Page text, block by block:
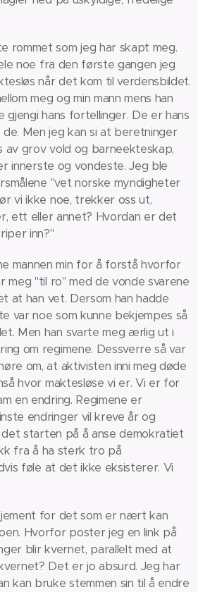
rommet som jeg har skapt meg.
noe fra den første gangen jeg
når det kom til verdensbildet.
meg og min mann mens han
gjengi hans fortellinger. De er hans
Men jeg kan si at beretninger
av grov vold og barneekteskap,
innerste og vondeste. Jeg ble
"vet norske myndigheter
vi ikke noe, trekker oss ut,
ett eller annet? Hvordan er det
inn?"
mannen min for å forstå hvorfor
meg "til ro" med de vonde svarene
at han vet. Dersom han hadde
var noe som kunne bekjempes så
Men han svarte meg ærlig ut i
om regimene. Dessverre så var
om, at aktivisten inni meg døde
hvor maktesløse vi er. Vi er for
en endring. Regimene er
endringer vil kreve år og
starten på å anse demokratiet
fra å ha sterk tro på
føle at det ikke eksisterer. Vi
for det som er nært kan
Hvorfor poster jeg en link på
blir kvernet, parallelt med at
Det er jo absurd. Jeg har
kan bruke stemmen sin til å endre